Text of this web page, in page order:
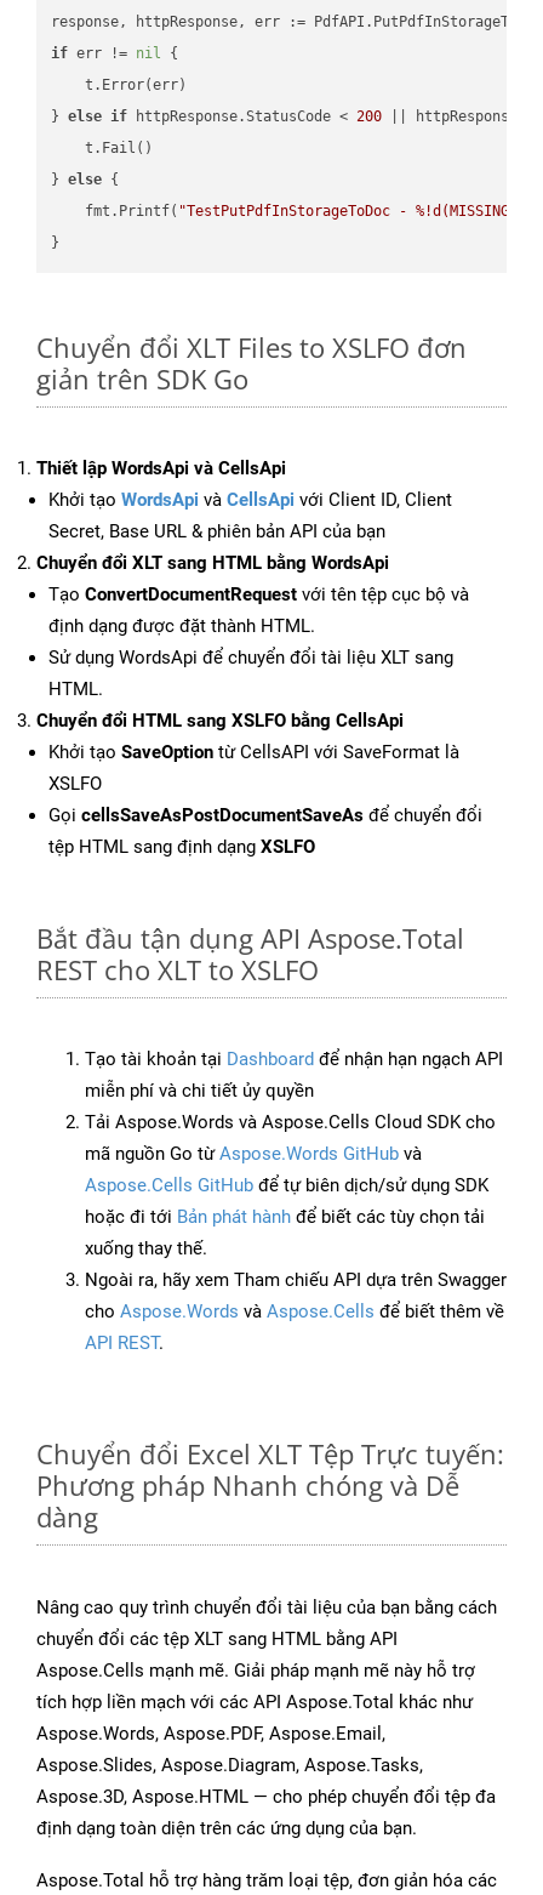
if err != nil {
    t.Error(err)
} else if httpResponse.StatusCode < 200 ||
    t.Fail()
} else {
    fmt.Printf(
"TestPutPdfInStorageToDoc - %!d(MISSING)\n"
Chuyển đổi XLT Files to XSLFO đơn
giản trên SDK Go
Thiết lập WordsApi và CellsApi
Khởi tạo WordsApi và CellsApi với Client ID, Client
Secret, Base URL & phiên bản API của bạn
Chuyển đổi XLT sang HTML bằng WordsApi
Tạo ConvertDocumentRequest với tên tệp cục bộ và
định dạng được đặt thành HTML.
Sử dụng WordsApi để chuyển đổi tài liệu XLT sang
HTML.
Chuyển đổi HTML sang XSLFO bằng CellsApi
Khởi tạo SaveOption từ CellsAPI với SaveFormat là
XSLFO
Gọi cellsSaveAsPostDocumentSaveAs để chuyển đổi
tệp HTML sang định dạng XSLFO
Bắt đầu tận dụng API Aspose.Total
REST cho XLT to XSLFO
Tạo tài khoản tại Dashboard để nhận hạn ngạch API
miễn phí và chi tiết ủy quyền
Tải Aspose.Words và Aspose.Cells Cloud SDK cho
mã nguồn Go từAspose.Words GitHub và
Aspose.Cells GitHub để tự biên dịch/sử dụng SDK
hoặc đi tới Bản phát hành để biết các tùy chọn tải
xuống thay thế.
Ngoài ra, hãy xem Tham chiếu API dựa trên Swagger
cho Aspose.Words và Aspose.Cells để biết thêm về
API REST.
Chuyển đổi Excel XLT Tệp Trực tuyến:
Phương pháp Nhanh chóng và Dễ
dàng
Nâng cao quy trình chuyển đổi tài liệu của bạn bằng cách
chuyển đổi các tệp XLT sang HTML bằng API
Aspose.Cells mạnh mẽ. Giải pháp mạnh mẽ này hỗ trợ
tích hợp liền mạch với các API Aspose.Total khác như
Aspose.Words, Aspose.PDF, Aspose.Email,
Aspose.Slides, Aspose.Diagram, Aspose.Tasks,
Aspose.3D, Aspose.HTML — cho phép chuyển đổi tệp đa
định dạng toàn diện trên các ứng dụng của bạn.
Aspose.Total hỗ trợ hàng trăm loại tệp, đơn giản hóa các